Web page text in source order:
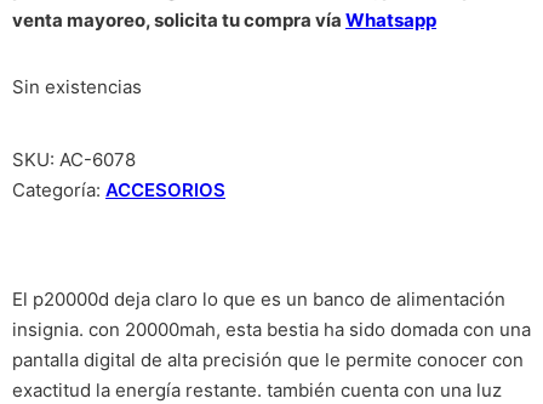
venta mayoreo, solicita tu compra vía Whatsapp
Sin existencias
SKU: AC-6078
Categoría: ACCESORIOS
El p20000d deja claro lo que es un banco de alimentación
insignia. con 20000mah, esta bestia ha sido domada con una
pantalla digital de alta precisión que le permite conocer con
exactitud la energía restante. también cuenta con una luz